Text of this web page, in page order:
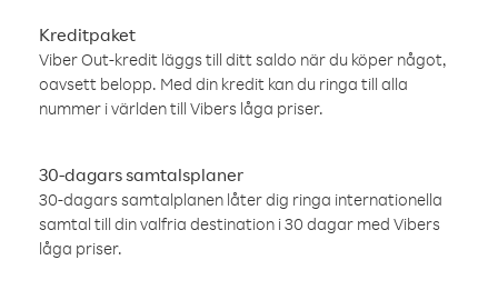
Kreditpaket
Viber Out-kredit läggs till ditt saldo när du köper något,
oavsett belopp. Med din kredit kan du ringa till alla
nummer i världen till Vibers låga priser.
30-dagars samtalsplaner
30-dagars samtalplanen låter dig ringa internationella
samtal till din valfria destination i 30 dagar med Vibers
låga priser.